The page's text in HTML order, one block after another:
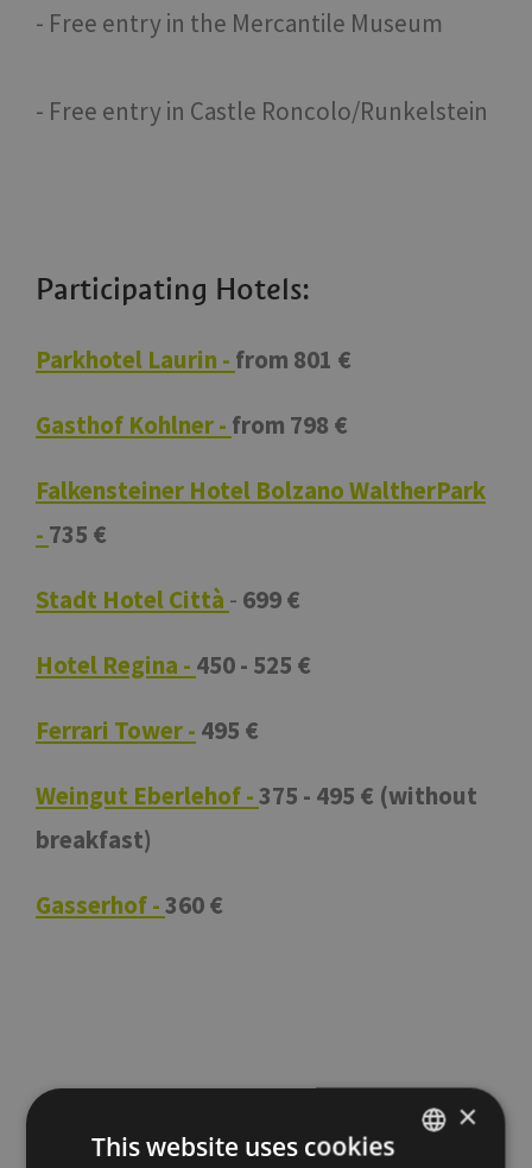
- Free entry in the Mercantile Museum
- Free entry in Castle Roncolo/Runkelstein
Participating Hotels:
Parkhotel Laurin - from 801 €
Gasthof Kohlner - from 798 €
Falkensteiner Hotel Bolzano WaltherPark
- 735 €
Stadt Hotel Città - 699 €
Hotel Regina - 450 - 525 €
Ferrari Tower - 495 €
Weingut Eberlehof -375 - 495 € (without
breakfast)
Gasserhof -360 €
×
This website uses cookies